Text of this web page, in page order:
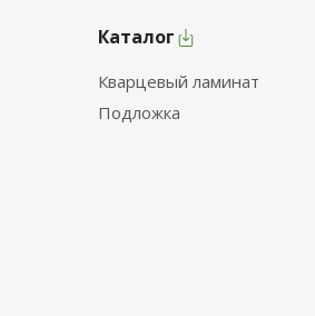
Каталог
Кварцевый ламинат
Подложка